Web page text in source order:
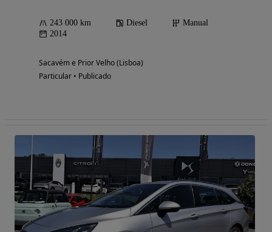
243 000 km Diesel
Manual
2014
Sacavém e Prior Velho (Lisboa)
Particular • Publicado